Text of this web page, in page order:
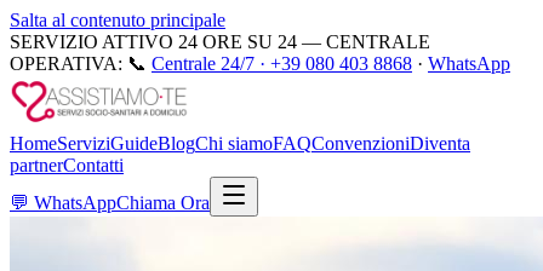
Salta al contenuto principale
SERVIZIO ATTIVO 24 ORE SU 24 — CENTRALE
OPERATIVA: 📞 Centrale 24/7 · +39 080 403 8868 · WhatsApp
HomeServiziGuideBlogChi siamoFAQConvenzioniDiventa
partnerContatti
💬 WhatsAppChiama Ora